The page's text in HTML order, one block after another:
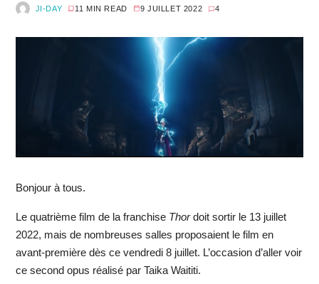
JI-DAY 11 MIN READ 9 JUILLET 2022 4
Bonjour à tous.
Le quatrième film de la franchise Thordoit sortir le 13 juillet
2022, mais de nombreuses salles proposaient le film en
avant-première dès ce vendredi 8 juillet. L’occasion d’aller voir
ce second opus réalisé par Taika Waititi.